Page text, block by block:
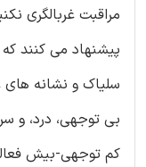
مراقبت غربالگری
پیشنهاد می کنند
سلیاک و نشانه
بی توجهی، درد، و
کم توجهی-بیش